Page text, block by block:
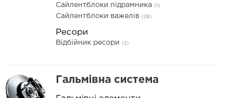
Сайлентблоки підрамника (1)
Сайлентблоки важелів (28)
Ресори
Відбійник ресори (3)
Гальмівна система